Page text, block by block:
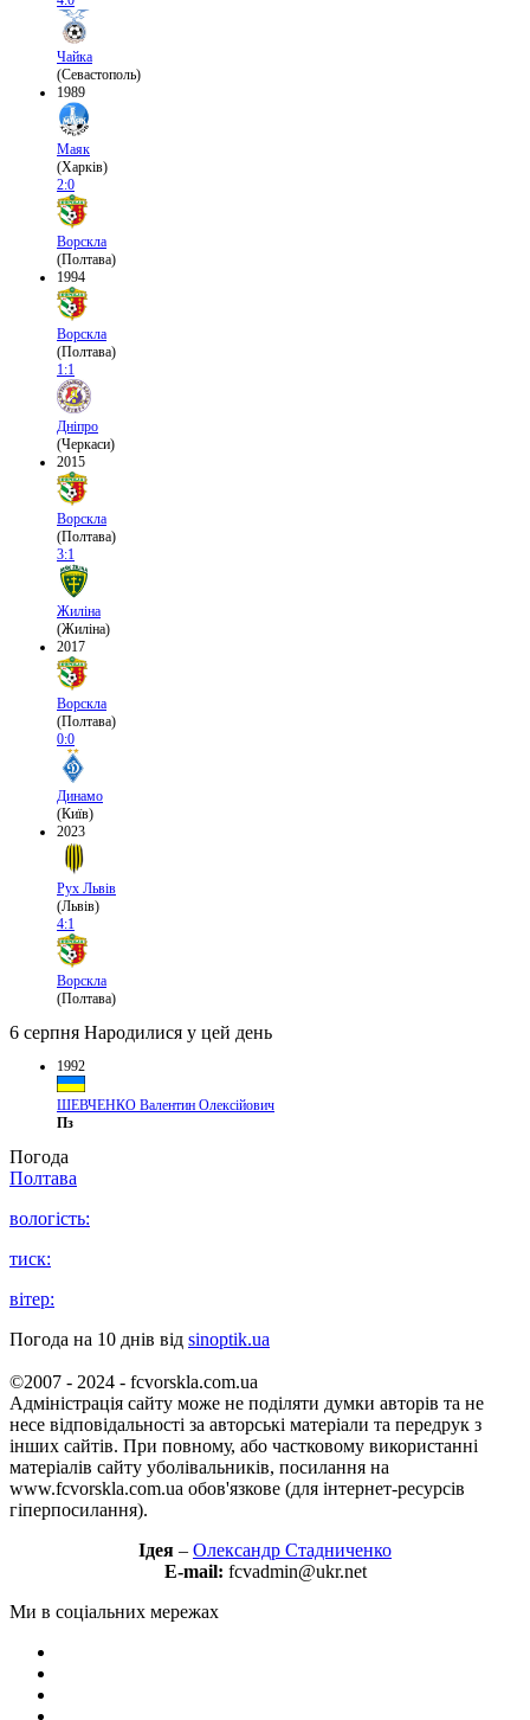
Чайка
(Севастополь)
1989
Маяк
(Харків)
2:0
Ворскла
(Полтава)
1994
Ворскла
(Полтава)
1:1
Дніпро
(Черкаси)
2015
Ворскла
(Полтава)
3:1
Жиліна
(Жиліна)
2017
Ворскла
(Полтава)
0:0
Динамо
(Київ)
2023
Рух Львів
(Львів)
4:1
Ворскла
(Полтава)
6 серпня Народилися у цей день
1992
ШЕВЧЕНКО Валентин Олексійович
Пз
Погода
Полтава
вологість:
тиск:
вітер:
Погода на 10 днів від sinoptik.ua
©2007 - 2024 - fcvorskla.com.ua
Адміністрація сайту може не поділяти думки авторів та не
несе відповідальності за авторські матеріали та передрук з
інших сайтів. При повному, або частковому використанні
матеріалів сайту уболівальників, посилання на
www.fcvorskla.com.ua обов'язкове (для інтернет-ресурсів
гіперпосилання).
Ідея – Олександр Стадниченко
E-mail: fcvadmin@ukr.net
Ми в соціальних мережах